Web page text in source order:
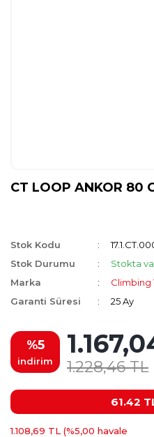
CT LOOP ANKOR 80
Stok Kodu
Stok Durumu
Stokta
Marka
Climbing
Garanti Süresi
25 Ay
%5
indirim 1.228,46 TL
61.42
1.108,69 TL (%5,00 havale